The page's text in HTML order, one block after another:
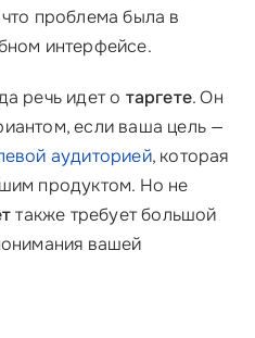
проблема была в
интерфейсе.
речь идет о таргете. Он
если ваша цель —
аудиторией, которая
продуктом. Но не
также требует большой
вашей